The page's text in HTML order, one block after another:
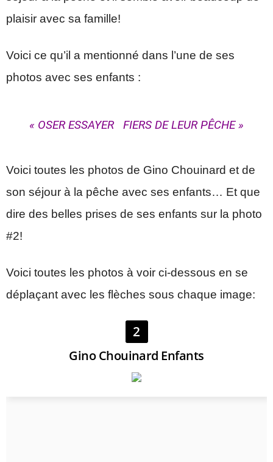
plaisir avec sa famille!
Voici ce qu’il a mentionné dans l’une de ses
photos avec ses enfants :
« OSER ESSAYER FIERS DE LEUR PÊCHE »
Voici toutes les photos de Gino Chouinard et de
son séjour à la pêche avec ses enfants… Et que
dire des belles prises de ses enfants sur la photo
#2!
Voici toutes les photos à voir ci-dessous en se
déplaçant avec les flèches sous chaque image:
2
Gino Chouinard Enfants